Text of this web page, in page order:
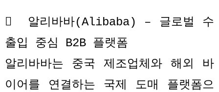
 알리바바(Alibaba) – 글로벌 수
출입 중심
B2B 플랫폼
알리바바는 중국 제조업체와 해외 바
이어를 연결하는 국제 도매 플랫폼으